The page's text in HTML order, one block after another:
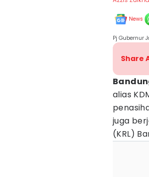
News
Pj Gubernur
Share
alias
juga
(KRL)